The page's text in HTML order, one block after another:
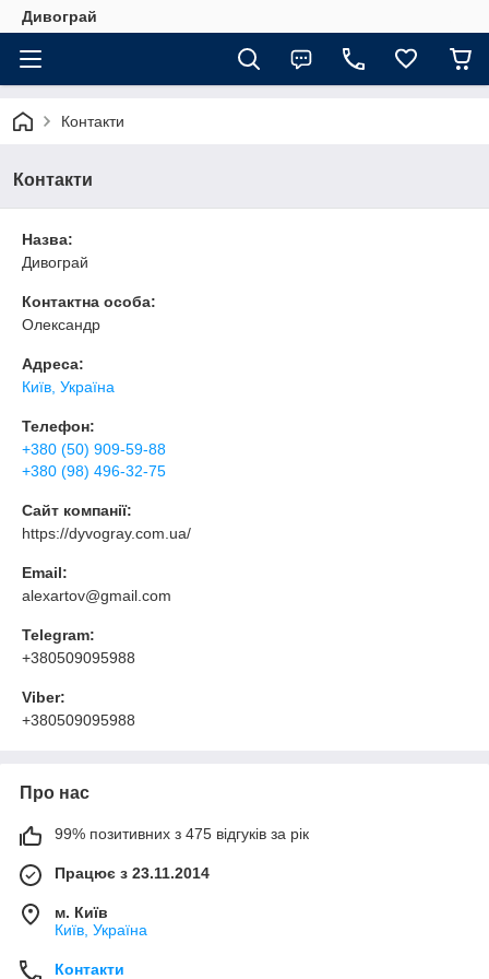
Дивограй
Контакти
Контакти
Назва:
Дивограй
Контактна особа:
Олександр
Адреса:
Київ, Україна
Телефон:
+380 (50) 909-59-88
+380 (98) 496-32-75
Сайт компанії:
https://dyvogray.com.ua/
Email:
alexartov@gmail.com
Telegram:
+380509095988
Viber:
+380509095988
Про нас
99% позитивних з 475 відгуків за рік
Працює з 23.11.2014
м. Київ
Київ, Україна
Контакти